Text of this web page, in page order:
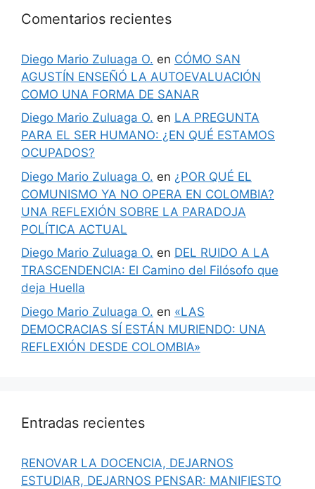
Comentarios recientes
Diego Mario Zuluaga O. en CÓMO SAN
AGUSTÍN ENSEÑÓ LA AUTOEVALUACIÓN
COMO UNA FORMA DE SANAR
Diego Mario Zuluaga O. en LA PREGUNTA
PARA EL SER HUMANO: ¿EN QUÉ ESTAMOS
OCUPADOS?
Diego Mario Zuluaga O. en ¿POR QUÉ EL
COMUNISMO YA NO OPERA EN COLOMBIA?
UNA REFLEXIÓN SOBRE LA PARADOJA
POLÍTICA ACTUAL
Diego Mario Zuluaga O. en DEL RUIDO A LA
TRASCENDENCIA: El Camino del Filósofo que
deja Huella
Diego Mario Zuluaga O. en «LAS
DEMOCRACIAS SÍ ESTÁN MURIENDO: UNA
REFLEXIÓN DESDE COLOMBIA»
Entradas recientes
RENOVAR LA DOCENCIA, DEJARNOS
ESTUDIAR, DEJARNOS PENSAR: MANIFIESTO